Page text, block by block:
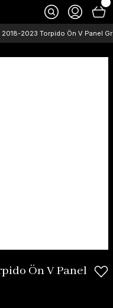
2018-2023 Torpido Ön V Panel
Ön V Panel